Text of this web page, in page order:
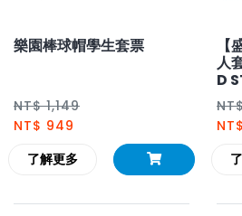
樂園棒球帽學生套票
NT$ 1,149
NT$ 949
了解更多
人
D